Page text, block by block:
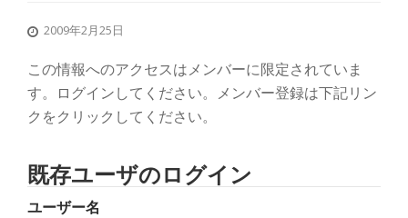
を
り
2009年2月25日
この情報へのアクセスはメンバーに限定されていま
す。ログインしてください。メンバー登録は下記リン
クをクリックしてください。
既存ユーザのログイン
ユーザー名